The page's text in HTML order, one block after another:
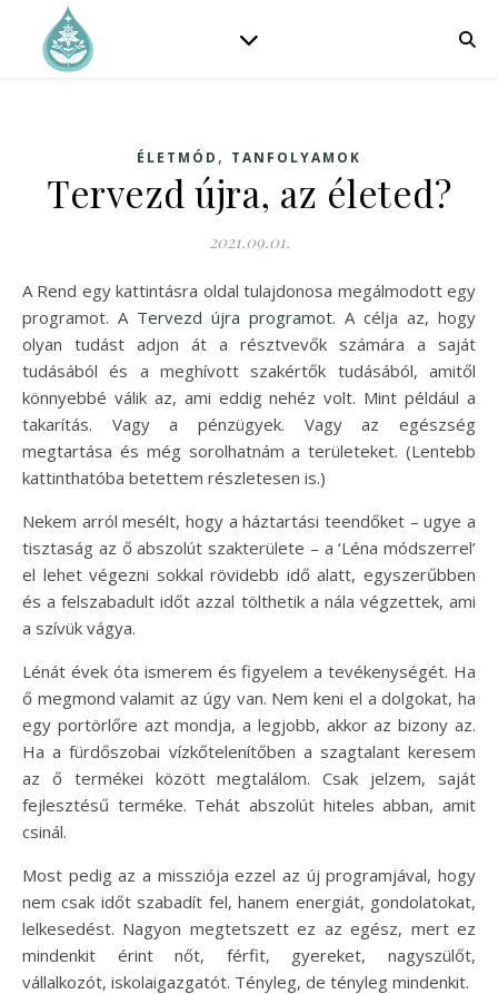
ÉLETMÓD , TANFOLYAMOK
Tervezd újra, az életed?
2021.09.01.
A Rend egy kattintásra oldal tulajdonosa megálmodott egy
programot. A Tervezd újra programot. A célja az, hogy
olyan tudást adjon át a résztvevők számára a saját
tudásából és a meghívott szakértők tudásából, amitől
könnyebbé válik az, ami eddig nehéz volt. Mint például a
takarítás. Vagy a pénzügyek. Vagy az egészség
megtartása és még sorolhatnám a területeket. (Lentebb
kattinthatóba betettem részletesen is.)
Nekem arról mesélt, hogy a háztartási teendőket – ugye a
tisztaság az ő abszolút szakterülete – a ‘Léna módszerrel’
el lehet végezni sokkal rövidebb idő alatt, egyszerűbben
és a felszabadult időt azzal tölthetik a nála végzettek, ami
a szívük vágya.
Lénát évek óta ismerem és figyelem a tevékenységét. Ha
ő megmond valamit az úgy van. Nem keni el a dolgokat, ha
egy portörlőre azt mondja, a legjobb, akkor az bizony az.
Ha a fürdőszobai vízkőtelenítőben a szagtalant keresem
az ő termékei között megtalálom. Csak jelzem, saját
fejlesztésű terméke. Tehát abszolút hiteles abban, amit
csinál.
Most pedig az a missziója ezzel az új programjával, hogy
nem csak időt szabadít fel, hanem energiát, gondolatokat,
lelkesedést. Nagyon megtetszett ez az egész, mert ez
mindenkit érint nőt, férfit, gyereket, nagyszülőt,
vállalkozót, iskolaigazgatót. Tényleg, de tényleg mindenkit.